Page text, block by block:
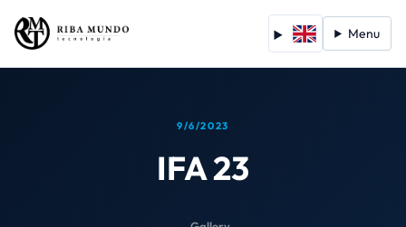
Menu
9/6/2023
IFA 23